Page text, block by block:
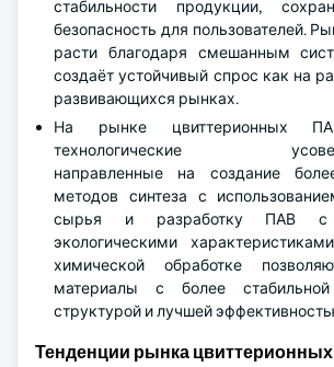
стабильности продукции,
безопасность для пользователей.
расти благодаря смешанным
создаёт устойчивый спрос как на
развивающихся рынках.
На рынке цвиттерионных
технологические
направленные на создание
методов синтеза с
сырья и разработку ПАВ с
экологическими
химической обработке
материалы с более стабильной
структурой и лучшей
Тенденции рынка